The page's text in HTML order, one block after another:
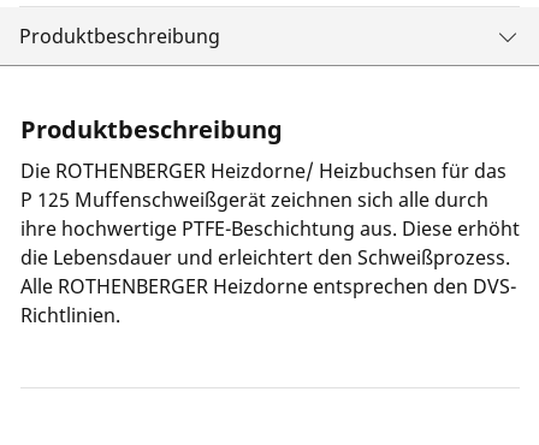
Produktbeschreibung
Produktbeschreibung
Die ROTHENBERGER Heizdorne/ Heizbuchsen für das
P 125 Muffenschweißgerät zeichnen sich alle durch
ihre hochwertige PTFE-Beschichtung aus. Diese erhöht
die Lebensdauer und erleichtert den Schweißprozess.
Alle ROTHENBERGER Heizdorne entsprechen den DVS-
Richtlinien.